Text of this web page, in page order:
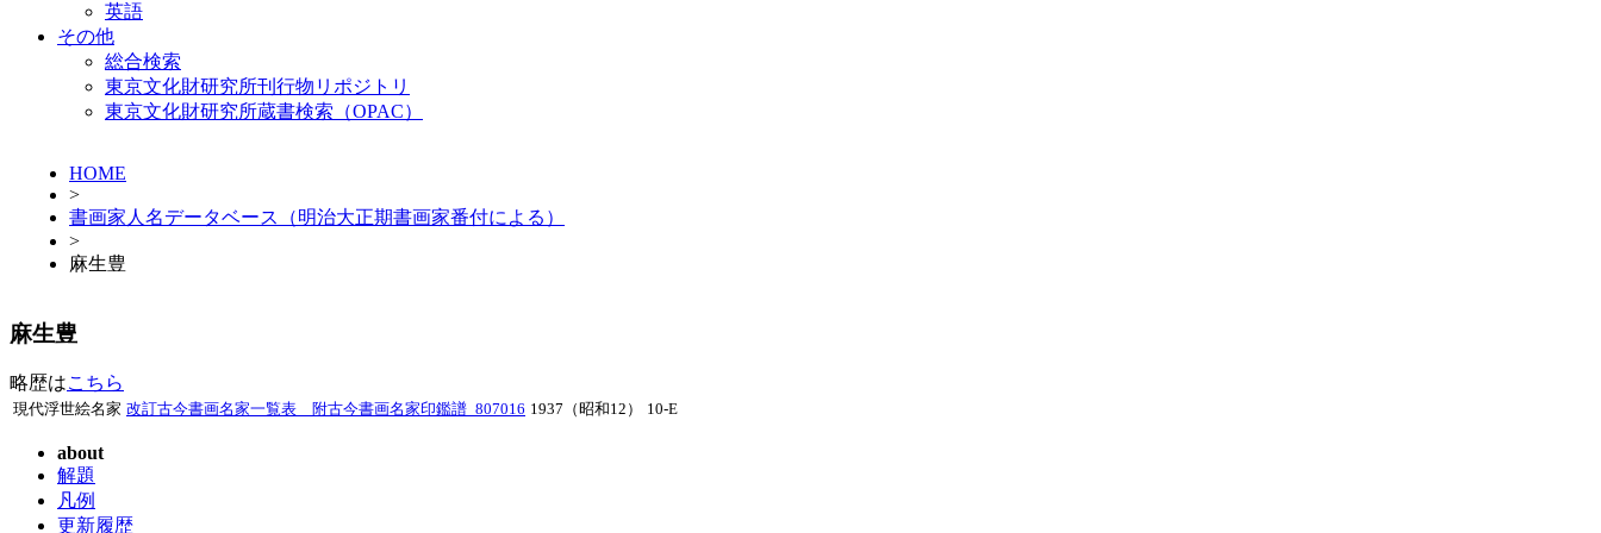
英語
その他
総合検索
東京文化財研究所刊行物リポジトリ
東京文化財研究所蔵書検索（OPAC）
HOME
>
書画家人名データベース（明治大正期書画家番付による）
>
麻生豊
麻生豊
略歴はこちら
現代浮世絵名家 改訂古今書画名家一覧表 附古今書画名家印鑑譜_807016 1937（昭和12） 10-E
about
解題
凡例
更新履歴